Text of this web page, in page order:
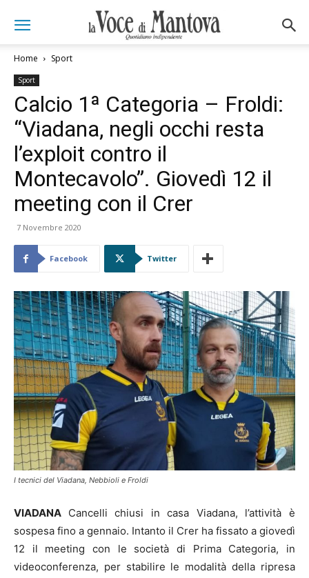
Home Sport
Sport
Calcio 1ª Categoria – Froldi:
“Viadana, negli occhi resta
l’exploit contro il
Montecavolo”. Giovedì 12 il
meeting con il Crer
7 Novembre 2020
Facebook Twitter
I tecnici del Viadana, Nebbioli e Froldi
VIADANA Cancelli chiusi in casa Viadana, l’attività è
sospesa fino a gennaio. Intanto il Crer ha fissato a giovedì
12 il meeting con le società di Prima Categoria, in
videoconferenza, per stabilire le modalità della ripresa